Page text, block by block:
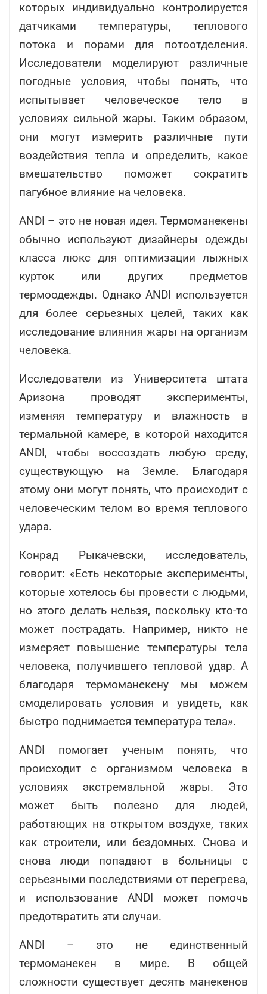
которых индивидуально контролируется
датчиками температуры, теплового
потока и порами для потоотделения.
Исследователи моделируют различные
погодные условия, чтобы понять, что
испытывает человеческое тело в
условиях сильной жары. Таким образом,
они могут измерить различные пути
воздействия тепла и определить, какое
вмешательство поможет сократить
пагубное влияние на человека.
ANDI – это не новая идея. Термоманекены
обычно используют дизайнеры одежды
класса люкс для оптимизации лыжных
курток или других предметов
термоодежды. Однако ANDI используется
для более серьезных целей, таких как
исследование влияния жары на организм
человека.
Исследователи из Университета штата
Аризона проводят эксперименты,
изменяя температуру и влажность в
термальной камере, в которой находится
ANDI, чтобы воссоздать любую среду,
существующую на Земле. Благодаря
этому они могут понять, что происходит с
человеческим телом во время теплового
удара.
Конрад Рыкачевски, исследователь,
говорит: «Есть некоторые эксперименты,
которые хотелось бы провести с людьми,
но этого делать нельзя, поскольку кто-то
может пострадать. Например, никто не
измеряет повышение температуры тела
человека, получившего тепловой удар. А
благодаря термоманекену мы можем
смоделировать условия и увидеть, как
быстро поднимается температура тела».
ANDI помогает ученым понять, что
происходит с организмом человека в
условиях экстремальной жары. Это
может быть полезно для людей,
работающих на открытом воздухе, таких
как строители, или бездомных. Снова и
снова люди попадают в больницы с
серьезными последствиями от перегрева,
и использование ANDI может помочь
предотвратить эти случаи.
ANDI – это не единственный
термоманекен в мире. В общей
сложности существует десять манекенов